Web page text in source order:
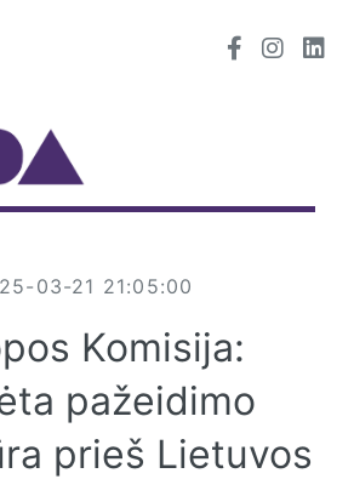
03-21 21:05:00
Komisija:
pažeidimo
prieš Lietuvos